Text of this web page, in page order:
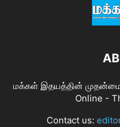
மக்கள் இதயத்தின் முதன்மை
Online -
Contact us: